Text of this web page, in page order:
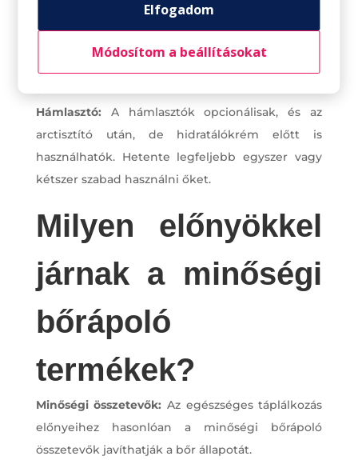
minden nap külön fényvédőt használunk, még
felhős időben is. Válasszunk olyat, ami széles
Hámlasztó: A hámlasztók opcionálisak, és az
arctisztító után, de hidratálókrém előtt is
használhatók. Hetente legfeljebb egyszer vagy
kétszer szabad használni őket.
Milyen előnyökkel
járnak a minőségi
bőrápoló
termékek?
Minőségi összetevők: Az egészséges táplálkozás
előnyeihez hasonlóan a minőségi bőrápoló
összetevők javíthatják a bőr állapotát.
Elfogadom
Módosítom a beállításokat